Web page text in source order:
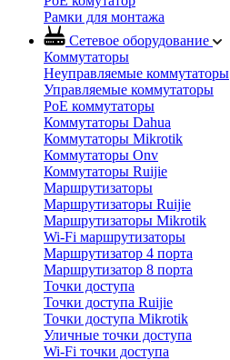
Рамки для монтажа
Сетевое оборудование
Коммутаторы
Неуправляемые коммутаторы
Управляемые коммутаторы
PoE коммутаторы
Коммутаторы Dahua
Коммутаторы Mikrotik
Коммутаторы Onv
Коммутаторы Ruijie
Маршрутизаторы
Маршрутизаторы Ruijie
Маршрутизаторы Mikrotik
Wi-Fi маршрутизаторы
Маршрутизатор 4 порта
Маршрутизатор 8 порта
Точки доступа
Точки доступа Ruijie
Точки доступа Mikrotik
Уличные точки доступа
Wi-Fi точки доступа